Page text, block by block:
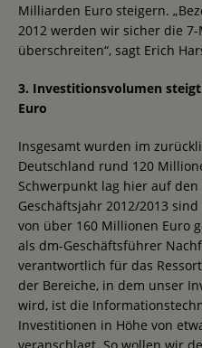
Milliarden Euro steigern.
2012 werden wir sicher die
überschreiten“, sagt Erich
3. Investitionsvolumen
Euro
Insgesamt wurden im
Deutschland rund 120
Schwerpunkt lag hier auf den
Geschäftsjahr 2012/2013
von über 160 Millionen Euro
als dm-Geschäftsführer
verantwortlich für das
der Bereiche, in dem unser
wird, ist die
Investitionen in Höhe von
veranschlagt. So wollen wir